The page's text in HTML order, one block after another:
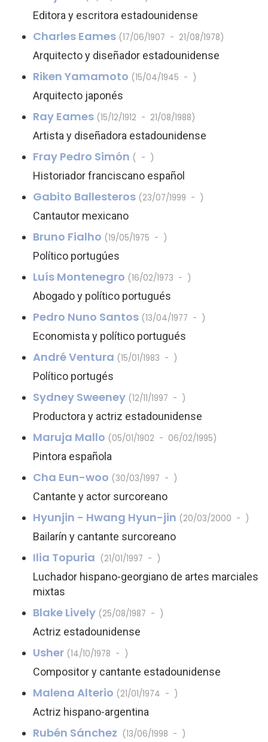
Editora y escritora estadounidense
Charles Eames (17/06/1907 - 21/08/1978)
Arquitecto y diseñador estadounidense
Riken Yamamoto (15/04/1945 - )
Arquitecto japonés
Ray Eames (15/12/1912 - 21/08/1988)
Artista y diseñadora estadounidense
Fray Pedro Simón ( - )
Historiador franciscano español
Gabito Ballesteros (23/07/1999 - )
Cantautor mexicano
Bruno Fialho (19/05/1975 - )
Político portugúes
Luís Montenegro (16/02/1973 - )
Abogado y político portugués
Pedro Nuno Santos (13/04/1977 - )
Economista y político portugués
André Ventura (15/01/1983 - )
Político portugés
Sydney Sweeney (12/11/1997 - )
Productora y actriz estadounidense
Maruja Mallo (05/01/1902 - 06/02/1995)
Pintora española
Cha Eun-woo (30/03/1997 - )
Cantante y actor surcoreano
Hyunjin - Hwang Hyun-jin (20/03/2000 - )
Bailarín y cantante surcoreano
Ilia Topuria (21/01/1997 - )
Luchador hispano-georgiano de artes marciales
mixtas
Blake Lively (25/08/1987 - )
Actriz estadounidense
Usher (14/10/1978 - )
Compositor y cantante estadounidense
Malena Alterio (21/01/1974 - )
Actriz hispano-argentina
Rubén Sánchez (13/06/1998 - )